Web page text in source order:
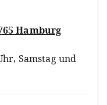
Hamburg
Samstag und